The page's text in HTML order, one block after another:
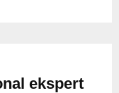
ekspert